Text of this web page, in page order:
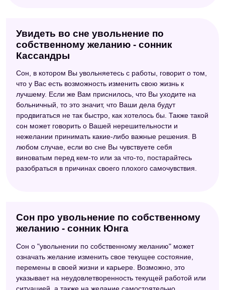
Увидеть во сне увольнение по
собственному желанию - сонник
Кассандры
Сон, в котором Вы увольняетесь с работы, говорит о том,
что у Вас есть возможность изменить свою жизнь к
лучшему. Если же Вам приснилось, что Вы уходите на
больничный, то это значит, что Ваши дела будут
продвигаться не так быстро, как хотелось бы. Также такой
сон может говорить о Вашей нерешительности и
нежелании принимать какие-либо важные решения. В
любом случае, если во сне Вы чувствуете себя
виноватым перед кем-то или за что-то, постарайтесь
разобраться в причинах своего плохого самочувствия.
Сон про увольнение по собственному
желанию - сонник Юнга
Сон о "увольнении по собственному желанию" может
означать желание изменить свое текущее состояние,
перемены в своей жизни и карьере. Возможно, это
указывает на неудовлетворенность текущей работой или
ситуацией, а также на желание самостоятельно